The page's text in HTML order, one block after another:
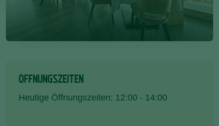
ÖFFNUNGSZEITEN
Heutige Öffnungszeiten: 12:00 - 14:00